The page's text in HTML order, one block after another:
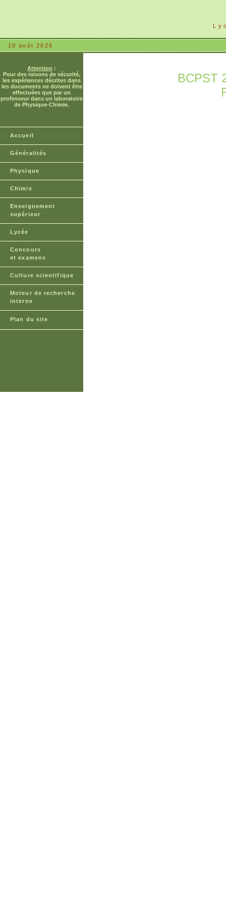
10 août 2026
Attention :
Pour des raisons de sécurité,
les expériences décrites dans
les documents ne doivent être
effectuées que par un
professeur dans un laboratoire
de Physique-Chimie.
Accueil
Généralités
Physique
Chimie
Enseignement
supérieur
Lycée
Concours
et examens
Culture scientifique
Moteur de recherche
interne
Plan du site
BCPST